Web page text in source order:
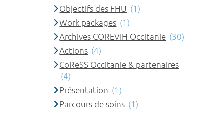
Objectifs des FHU (1)
Work packages (1)
Archives COREVIH Occitanie (30)
Actions (4)
CoReSS Occitanie & partenaires
(4)
Présentation (1)
Parcours de soins (1)